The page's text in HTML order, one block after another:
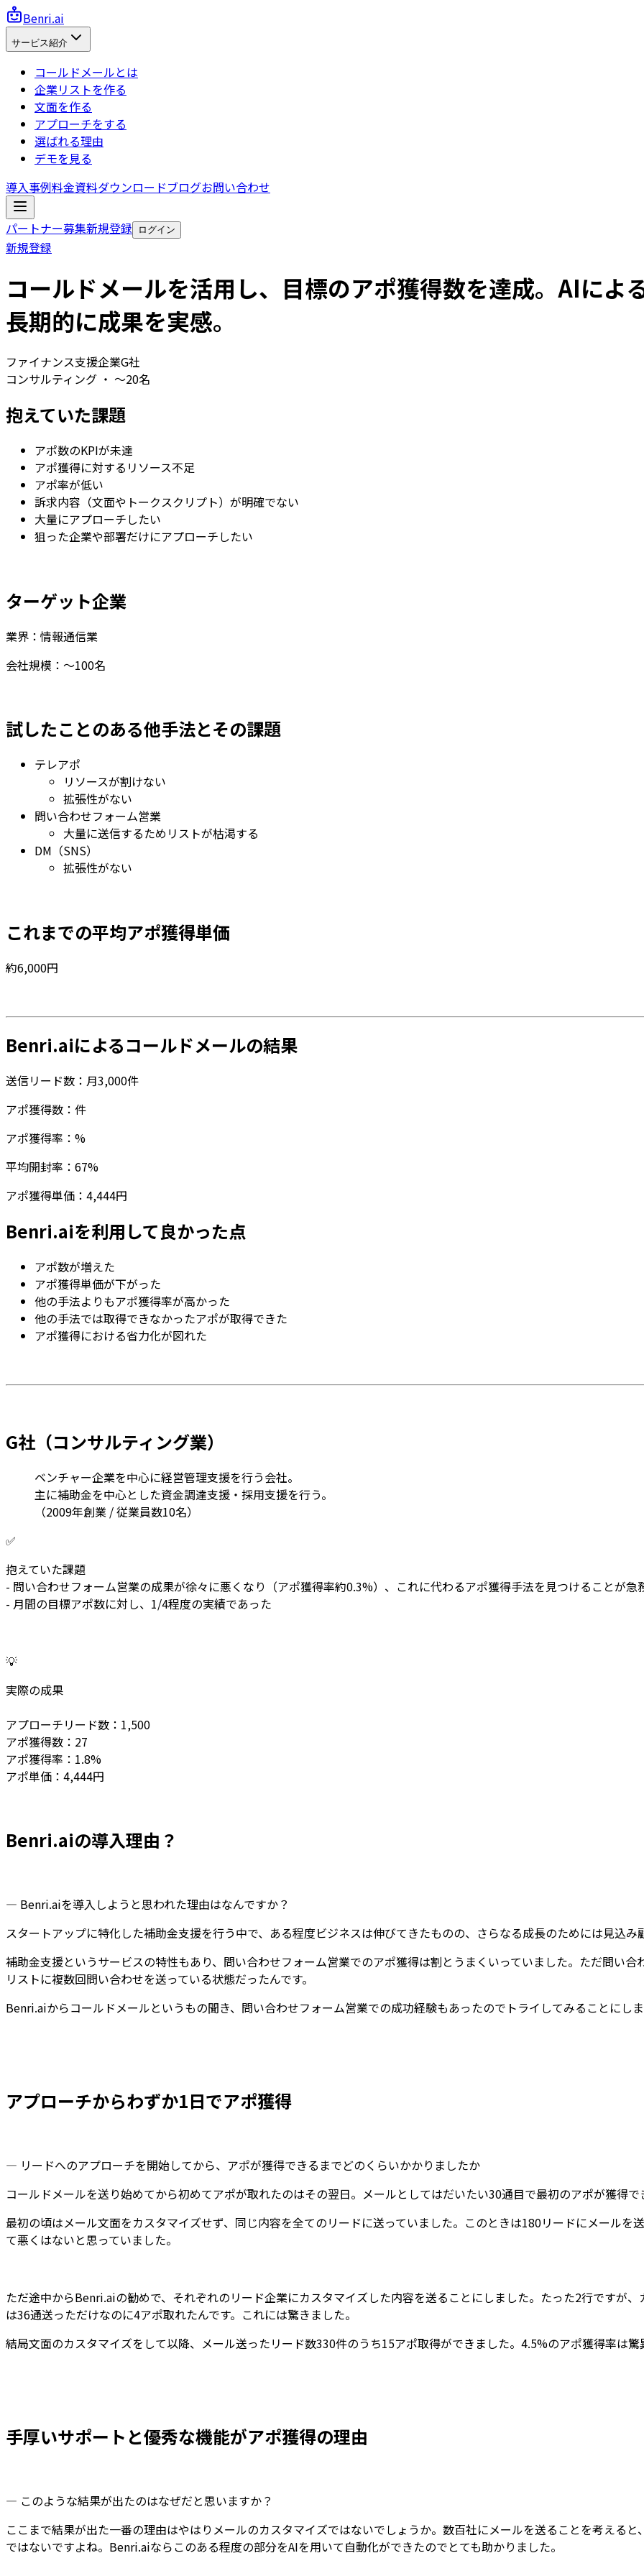
Benri.ai
サービス紹介
コールドメールとは
企業リストを作る
文面を作る
アプローチをする
選ばれる理由
デモを見る
導入事例料金資料ダウンロードブログお問い合わせ
パートナー募集新規登録 ログイン
新規登録
コールドメールを活用し、目標のアポ獲得数を達成。AIによ
長期的に成果を実感。
ファイナンス支援企業G社
コンサルティング ・ ～20名
抱えていた課題
アポ数のKPIが未達
アポ獲得に対するリソース不足
アポ率が低い
訴求内容（文面やトークスクリプト）が明確でない
大量にアプローチしたい
狙った企業や部署だけにアプローチしたい
ターゲット企業
業界：情報通信業
会社規模：～100名
試したことのある他手法とその課題
テレアポ
リソースが割けない
拡張性がない
問い合わせフォーム営業
大量に送信するためリストが枯渇する
DM（SNS）
拡張性がない
これまでの平均アポ獲得単価
約6,000円
Benri.aiによるコールドメールの結果
送信リード数：月3,000件
アポ獲得数：件
アポ獲得率：%
平均開封率：67%
アポ獲得単価：4,444円
Benri.aiを利用して良かった点
アポ数が増えた
アポ獲得単価が下がった
他の手法よりもアポ獲得率が高かった
他の手法では取得できなかったアポが取得できた
アポ獲得における省力化が図れた
G社（コンサルティング業）
ベンチャー企業を中心に経営管理支援を行う会社。
主に補助金を中心とした資金調達支援・採用支援を行う。
（2009年創業 / 従業員数10名）
✅
抱えていた課題
- 問い合わせフォーム営業の成果が徐々に悪くなり（アポ獲得率約0.3%）、これに代わるアポ獲得手法を見つけることが急
- 月間の目標アポ数に対し、1/4程度の実績であった
💡
実際の成果
アプローチリード数：1,500
アポ獲得数：27
アポ獲得率：1.8%
アポ単価：4,444円
Benri.aiの導入理由？
— Benri.aiを導入しようと思われた理由はなんですか？
スタートアップに特化した補助金支援を行う中で、ある程度ビジネスは伸びてきたものの、さらなる成長のためには見込み
補助金支援というサービスの特性もあり、問い合わせフォーム営業でのアポ獲得は割とうまくいっていました。ただ問い
リストに複数回問い合わせを送っている状態だったんです。
Benri.aiからコールドメールというもの聞き、問い合わせフォーム営業での成功経験もあったのでトライしてみることにしま
アプローチからわずか1日でアポ獲得
— リードへのアプローチを開始してから、アポが獲得できるまでどのくらいかかりましたか
コールドメールを送り始めてから初めてアポが取れたのはその翌日。メールとしてはだいたい30通目で最初のアポが獲得で
最初の頃はメール文面をカスタマイズせず、同じ内容を全てのリードに送っていました。このときは180リードにメールを
て悪くはないと思っていました。
ただ途中からBenri.aiの勧めで、それぞれのリード企業にカスタマイズした内容を送ることにしました。たった2行ですが
は36通送っただけなのに4アポ取れたんです。これには驚きました。
結局文面のカスタマイズをして以降、メール送ったリード数330件のうち15アポ取得ができました。 4.5%のアポ獲得率は驚
手厚いサポートと優秀な機能がアポ獲得の理由
— このような結果が出たのはなぜだと思いますか？
ここまで結果が出た一番の理由はやはり メールのカスタマイズではないでしょうか。数百社にメールを送ることを考える
ではないですよね。Benri.aiならこのある程度の部分をAIを用いて自動化ができたのでとても助かりました。